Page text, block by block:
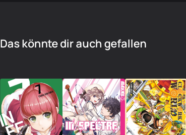
Das könnte dir auch gefallen